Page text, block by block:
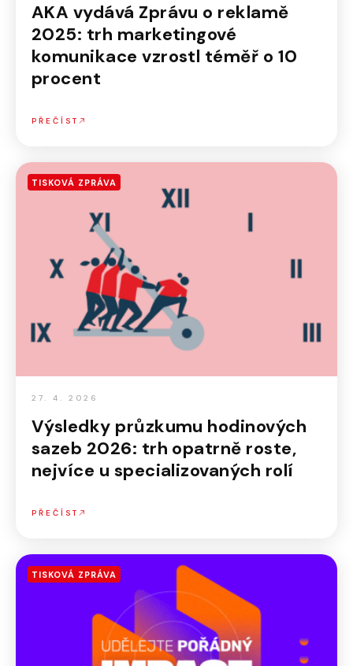
AKA vydává Zprávu o reklamě
2025: trh marketingové
komunikace vzrostl téměř o 10
procent
PŘEČÍST
TISKOVÁ ZPRÁVA
27. 4. 2026
Výsledky průzkumu hodinových
sazeb 2026: trh opatrně roste,
nejvíce u specializovaných rolí
PŘEČÍST
TISKOVÁ ZPRÁVA